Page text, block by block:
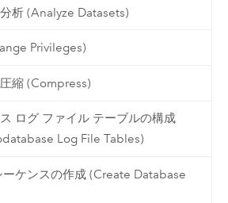
析 (Analyze Datasets)
Privileges)
縮 (Compress)
ログ ファイル テーブルの構成
Log File Tables)
ーケンスの作成 (Create Database